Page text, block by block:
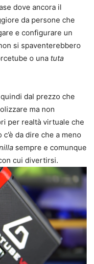
dove ancora il
da persone che
e configurare un
si spaventerebbero
o una tuta
dal prezzo che
ma non
per realtà virtuale che
da dire che a meno
sempre e comunque
cui divertirsi.